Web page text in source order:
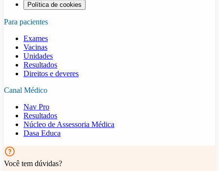
Política de cookies
Para pacientes
Exames
Vacinas
Unidades
Resultados
Direitos e deveres
Canal Médico
Nav Pro
Resultados
Núcleo de Assessoria Médica
Dasa Educa
Você tem dúvidas?